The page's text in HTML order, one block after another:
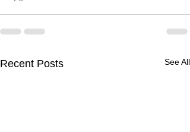
Recent Posts See All